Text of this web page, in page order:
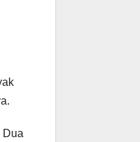
Dua